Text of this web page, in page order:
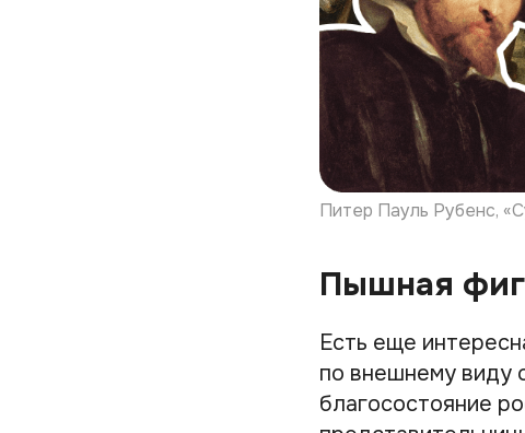
Питер Пауль Рубенс,
Пышная
Есть еще
по внешнему виду
благосостояние